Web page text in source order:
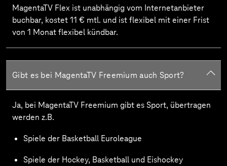
MagentaTV Flex ist unabhängig vom Internetanbieter
buchbar, kostet 11 € mtl. und ist flexibel mit einer Frist
von 1 Monat flexibel kündbar.
Gibt es bei MagentaTV Freemium auch Sport?
Ja, bei MagentaTV Freemium gibt es Sport, übertragen
werden z.B.
Spiele der Basketball Euroleague
Spiele der Hockey, Basketball und Eishockey